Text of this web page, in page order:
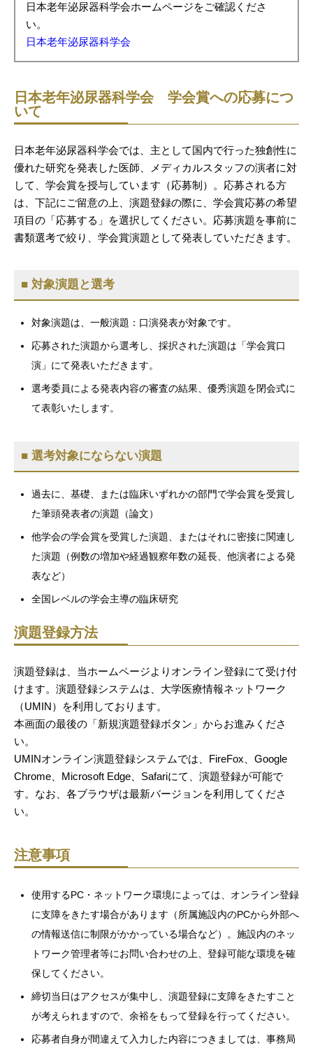
日本老年泌尿器科学会ホームページをご確認くださ
い。
日本老年泌尿器科学会
日本老年泌尿器科学会 学会賞への応募につ
いて
日本老年泌尿器科学会では、主として国内で行った独創性に
優れた研究を発表した医師、メディカルスタッフの演者に対
して、学会賞を授与しています（応募制）。応募される方
は、下記にご留意の上、演題登録の際に、学会賞応募の希望
項目の「応募する」を選択してください。応募演題を事前に
書類選考で絞り、学会賞演題として発表していただきます。
■ 対象演題と選考
対象演題は、一般演題：口演発表が対象です。
応募された演題から選考し、採択された演題は「学会賞口
演」にて発表いただきます。
選考委員による発表内容の審査の結果、優秀演題を閉会式に
て表彰いたします。
■ 選考対象にならない演題
過去に、基礎、または臨床いずれかの部門で学会賞を受賞し
た筆頭発表者の演題（論文）
他学会の学会賞を受賞した演題、またはそれに密接に関連し
た演題（例数の増加や経過観察年数の延長、他演者による発
表など）
全国レベルの学会主導の臨床研究
演題登録方法
演題登録は、当ホームページよりオンライン登録にて受け付
けます。演題登録システムは、大学医療情報ネットワーク
（UMIN）を利用しております。
本画面の最後の「新規演題登録ボタン」からお進みくださ
い。
UMINオンライン演題登録システムでは、FireFox、Google
Chrome、Microsoft Edge、Safariにて、演題登録が可能で
す。なお、各ブラウザは最新バージョンを利用してくださ
い。
注意事項
使用するPC・ネットワーク環境によっては、オンライン登録
に支障をきたす場合があります（所属施設内のPCから外部へ
の情報送信に制限がかかっている場合など）。施設内のネッ
トワーク管理者等にお問い合わせの上、登録可能な環境を確
保してください。
締切当日はアクセスが集中し、演題登録に支障をきたすこと
が考えられますので、余裕をもって登録を行ってください。
応募者自身が間違えて入力した内容につきましては、事務局